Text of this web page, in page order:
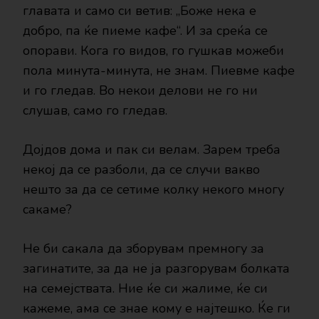
главата и само си ветив: „Боже нека е
добро, па ќе пиеме кафе“. И за среќа се
опорави. Кога го видов, го гушкав можеби
пола минута-минута, не знам. Пиевме кафе
и го гледав. Во некои делови не го ни
слушав, само го гледав.
Дојдов дома и пак си велам. Зарем треба
некој да се разболи, да се случи вакво
нешто за да се сетиме колку некого многу
сакаме?
Не би сакала да зборувам премногу за
загинатите, за да не ја разгорувам болката
на семејствата. Ние ќе си жалиме, ќе си
кажеме, ама се знае кому е најтешко. Ќе ги